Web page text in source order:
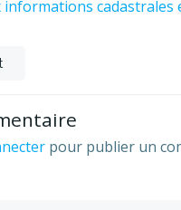
informations cadastrales
pour publier un